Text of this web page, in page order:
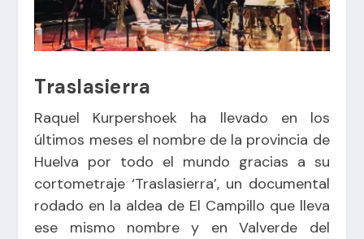
Traslasierra
Raquel Kurpershoek ha llevado en los
últimos meses el nombre de la provincia de
Huelva por todo el mundo gracias a su
cortometraje ‘Traslasierra’, un documental
rodado en la aldea de El Campillo que lleva
ese mismo nombre y en Valverde del